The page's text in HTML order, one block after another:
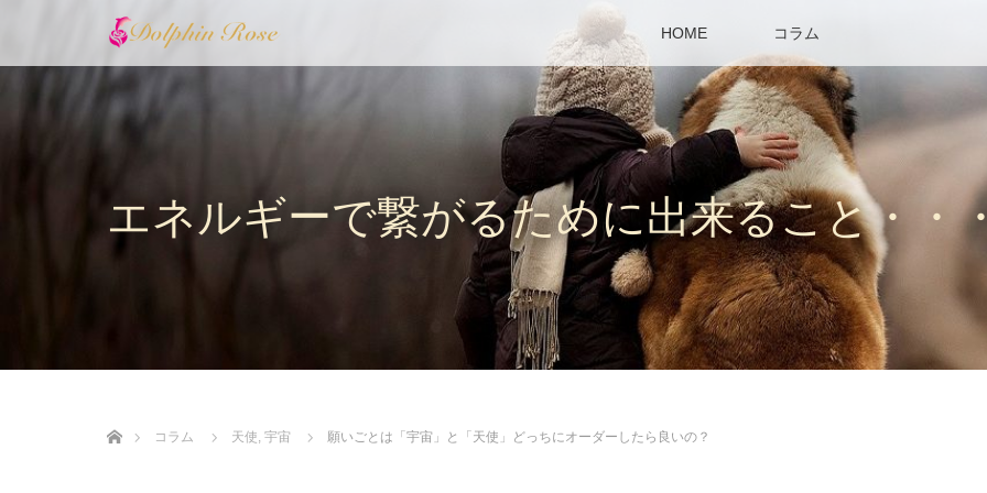
HOME コラム
エネルギーで繋がるために出来ること・・
コラム
天使, 宇宙 願いごとは「宇宙」と「天使」どっちにオーダーしたら良いの？